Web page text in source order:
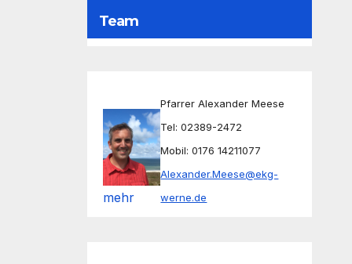
Team
mehr
Pfarrer Alexander Meese
Tel: 02389-2472
Mobil: 0176 14211077
Alexander.Meese@ekg-
werne.de